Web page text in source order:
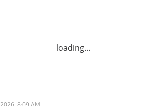
loading...